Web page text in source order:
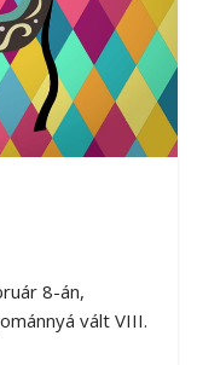
8-án,
vált VIII.